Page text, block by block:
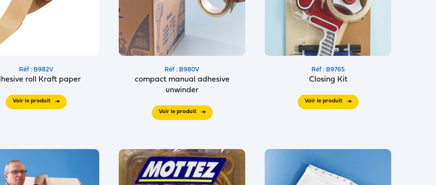
Réf : B982V
roll Kraft paper
Voir le produit
Réf : B980V
compact manual adhesive
unwinder
Voir le produit
Réf : B976S
Closing Kit
Voir le produit